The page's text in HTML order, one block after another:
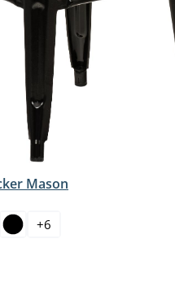
Mason
Option ist zurzeit nicht verfügbar.)
+6